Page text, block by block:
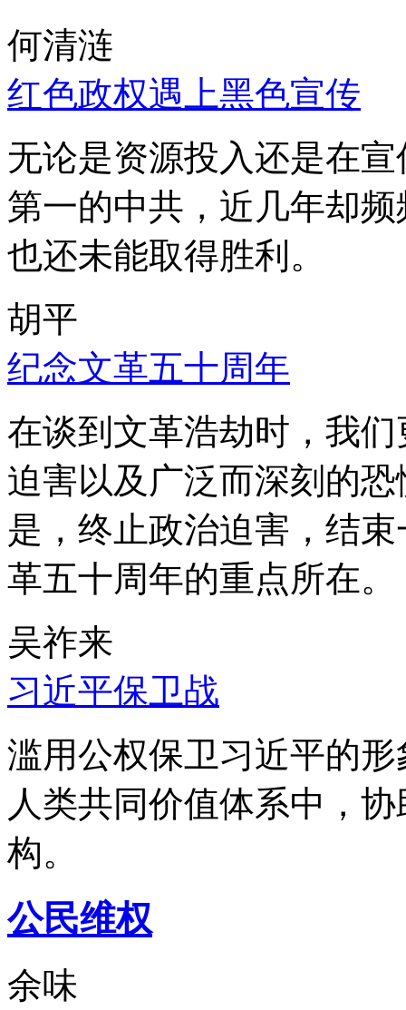
何清涟
红色政权遇上黑色宣传
无论是资源投入还是在
第一的中共，近几年却
也还未能取得胜利。
胡平
纪念文革五十周年
在谈到文革浩劫时，我
迫害以及广泛而深刻的
是，终止政治迫害，结
革五十周年的重点所在。
吴祚来
习近平保卫战
滥用公权保卫习近平的
人类共同价值体系中，
构。
公民维权
余味